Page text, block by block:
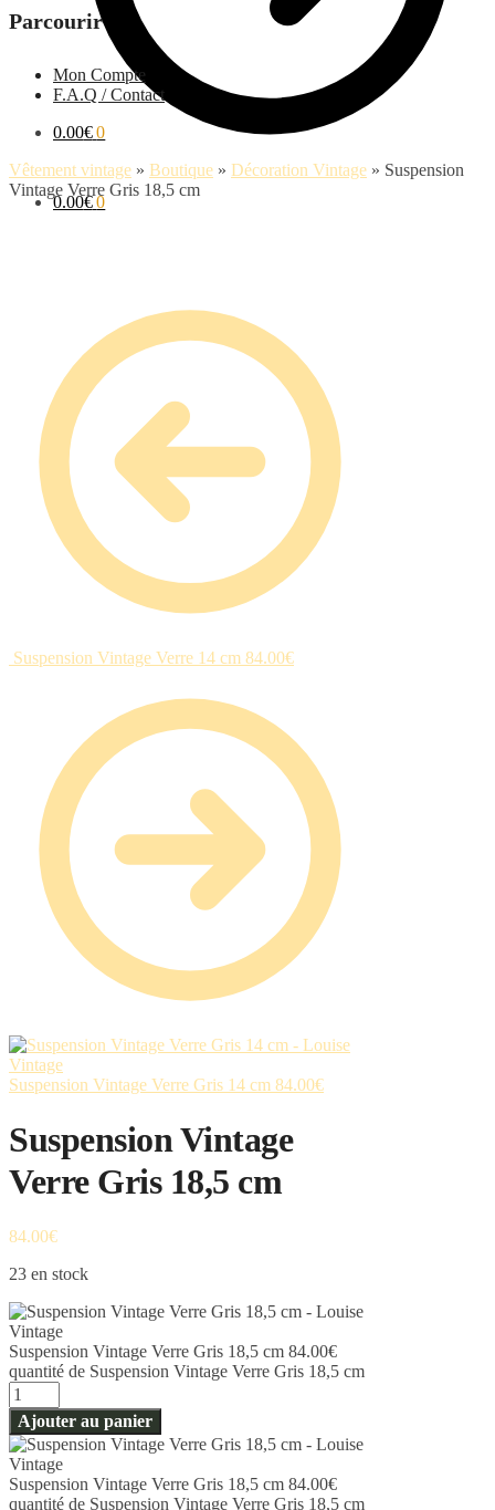
0.00€ 0
Parcourir
Mon Compte
F.A.Q / Contact
0.00€ 0
Vêtement vintage » Boutique » Décoration Vintage » Suspension
Vintage Verre Gris 18,5 cm
Suspension Vintage Verre 14 cm 84.00€
Suspension Vintage Verre Gris 14 cm 84.00€
Suspension Vintage
Verre Gris 18,5 cm
84.00€
23 en stock
Suspension Vintage Verre Gris 18,5 cm 84.00€
quantité de Suspension Vintage Verre Gris 18,5 cm
Ajouter au panier
Suspension Vintage Verre Gris 18,5 cm 84.00€
quantité de Suspension Vintage Verre Gris 18,5 cm